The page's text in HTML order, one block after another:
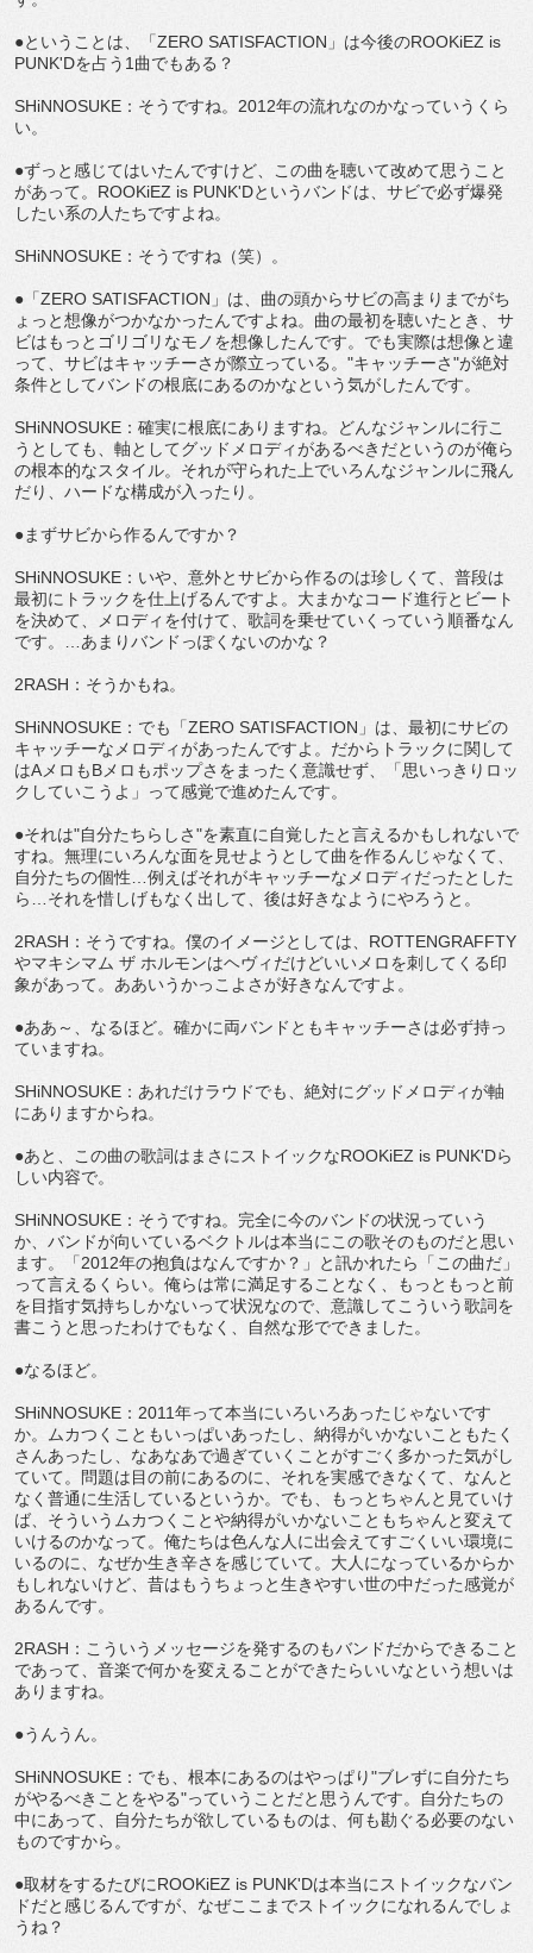
●ということは、「ZERO SATISFACTION」は今後のROOKiEZ is
PUNK'Dを占う1曲でもある？
SHiNNOSUKE：そうですね。2012年の流れなのかなっていうくら
い。
●ずっと感じてはいたんですけど、この曲を聴いて改めて思うこと
があって。ROOKiEZ is PUNK'Dというバンドは、サビで必ず爆発
したい系の人たちですよね。
SHiNNOSUKE：そうですね（笑）。
●「ZERO SATISFACTION」は、曲の頭からサビの高まりまでがち
ょっと想像がつかなかったんですよね。曲の最初を聴いたとき、サ
ビはもっとゴリゴリなモノを想像したんです。でも実際は想像と違
って、サビはキャッチーさが際立っている。"キャッチーさ"が絶対
条件としてバンドの根底にあるのかなという気がしたんです。
SHiNNOSUKE：確実に根底にありますね。どんなジャンルに行こ
うとしても、軸としてグッドメロディがあるべきだというのが俺ら
の根本的なスタイル。それが守られた上でいろんなジャンルに飛ん
だり、ハードな構成が入ったり。
●まずサビから作るんですか？
SHiNNOSUKE：いや、意外とサビから作るのは珍しくて、普段は
最初にトラックを仕上げるんですよ。大まかなコード進行とビート
を決めて、メロディを付けて、歌詞を乗せていくっていう順番なん
です。…あまりバンドっぽくないのかな？
2RASH：そうかもね。
SHiNNOSUKE：でも「ZERO SATISFACTION」は、最初にサビの
キャッチーなメロディがあったんですよ。だからトラックに関して
はAメロもBメロもポップさをまったく意識せず、「思いっきりロッ
クしていこうよ」って感覚で進めたんです。
●それは"自分たちらしさ"を素直に自覚したと言えるかもしれないで
すね。無理にいろんな面を見せようとして曲を作るんじゃなくて、
自分たちの個性…例えばそれがキャッチーなメロディだったとした
ら…それを惜しげもなく出して、後は好きなようにやろうと。
2RASH：そうですね。僕のイメージとしては、ROTTENGRAFFTY
やマキシマム ザ ホルモンはヘヴィだけどいいメロを刺してくる印
象があって。ああいうかっこよさが好きなんですよ。
●ああ～、なるほど。確かに両バンドともキャッチーさは必ず持っ
ていますね。
SHiNNOSUKE：あれだけラウドでも、絶対にグッドメロディが軸
にありますからね。
●あと、この曲の歌詞はまさにストイックなROOKiEZ is PUNK'Dら
しい内容で。
SHiNNOSUKE：そうですね。完全に今のバンドの状況っていう
か、バンドが向いているベクトルは本当にこの歌そのものだと思い
ます。「2012年の抱負はなんですか？」と訊かれたら「この曲だ」
って言えるくらい。俺らは常に満足することなく、もっともっと前
を目指す気持ちしかないって状況なので、意識してこういう歌詞を
書こうと思ったわけでもなく、自然な形でできました。
●なるほど。
SHiNNOSUKE：2011年って本当にいろいろあったじゃないです
か。ムカつくこともいっぱいあったし、納得がいかないこともたく
さんあったし、なあなあで過ぎていくことがすごく多かった気がし
ていて。問題は目の前にあるのに、それを実感できなくて、なんと
なく普通に生活しているというか。でも、もっとちゃんと見ていけ
ば、そういうムカつくことや納得がいかないこともちゃんと変えて
いけるのかなって。俺たちは色んな人に出会えてすごくいい環境に
いるのに、なぜか生き辛さを感じていて。大人になっているからか
もしれないけど、昔はもうちょっと生きやすい世の中だった感覚が
あるんです。
2RASH：こういうメッセージを発するのもバンドだからできること
であって、音楽で何かを変えることができたらいいなという想いは
ありますね。
●うんうん。
SHiNNOSUKE：でも、根本にあるのはやっぱり"ブレずに自分たち
がやるべきことをやる"っていうことだと思うんです。自分たちの
中にあって、自分たちが欲しているものは、何も勘ぐる必要のない
ものですから。
●取材をするたびにROOKiEZ is PUNK'Dは本当にストイックなバン
ドだと感じるんですが、なぜここまでストイックになれるんでしょ
うね？